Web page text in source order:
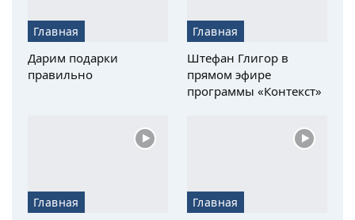
Главная
Дарим подарки
правильно
Главная
Штефан Глигор в
прямом эфире
программы «Контекст»
Главная Главная